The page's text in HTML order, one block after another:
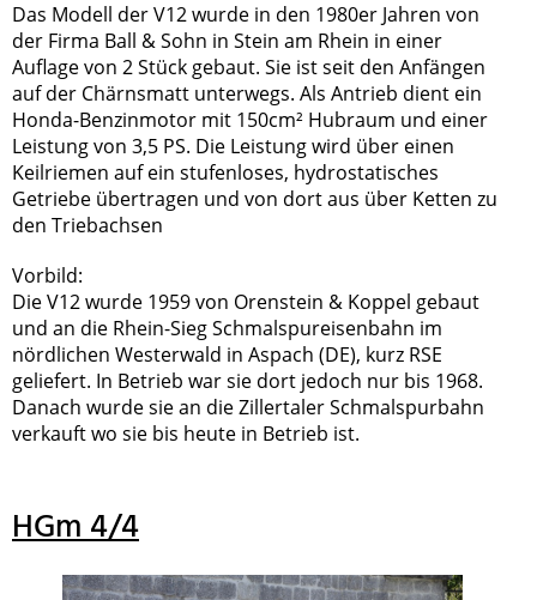
Das Modell der V12 wurde in den 1980er Jahren von
der Firma Ball & Sohn in Stein am Rhein in einer
Auflage von 2 Stück gebaut. Sie ist seit den Anfängen
auf der Chärnsmatt unterwegs. Als Antrieb dient ein
Honda-Benzinmotor mit 150cm² Hubraum und einer
Leistung von 3,5 PS. Die Leistung wird über einen
Keilriemen auf ein stufenloses, hydrostatisches
Getriebe übertragen und von dort aus über Ketten zu
den Triebachsen
Vorbild:
Die V12 wurde 1959 von Orenstein & Koppel gebaut
und an die Rhein-Sieg Schmalspureisenbahn im
nördlichen Westerwald in Aspach (DE), kurz RSE
geliefert. In Betrieb war sie dort jedoch nur bis 1968.
Danach wurde sie an die Zillertaler Schmalspurbahn
verkauft wo sie bis heute in Betrieb ist.
HGm 4/4